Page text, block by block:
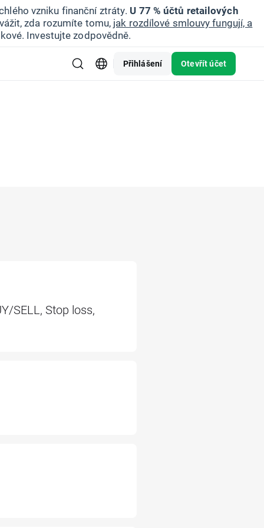
vzniku finanční ztráty. U 77 % účtů retailových
zda rozumíte tomu, jak rozdílové smlouvy fungují, a
Investujte zodpovědně.
Přihlášení Otevřít účet
SELL, Stop loss,